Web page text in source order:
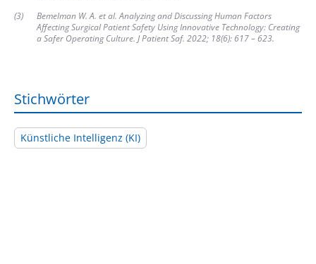
(3)
Bemelman W. A. et al. Analyzing and Discussing Human Factors
Affecting Surgical Patient Safety Using Innovative Technology: Creating
a Safer Operating Culture. J Patient Saf. 2022; 18(6): 617 – 623.
Stichwörter
Künstliche Intelligenz (KI)